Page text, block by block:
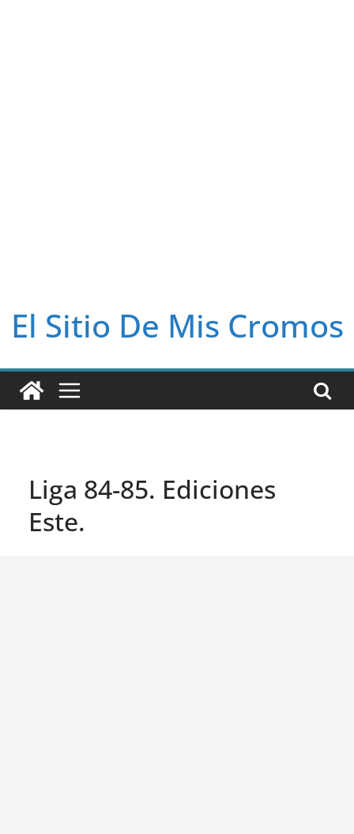
El Sitio De Mis Cromos
Liga 84-85. Ediciones
Este.